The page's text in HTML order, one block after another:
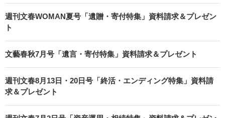
週刊文春WOMAN夏号「遺贈・寄付特集」資料請求＆プレゼン
ト
文藝春秋7月号「遺言・寄付特集」資料請求＆プレゼント
週刊文春8月13日・20日号「終活・エンディング特集」資料請
求＆プレゼント